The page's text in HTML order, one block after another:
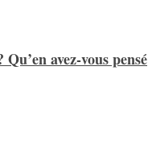
avez-vous pensé